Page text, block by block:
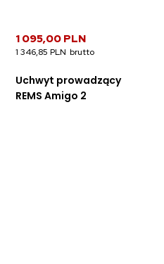
Uchwyt prowadzący
REMS Amigo 2
1 095,00 PLN
1 346,85 PLN